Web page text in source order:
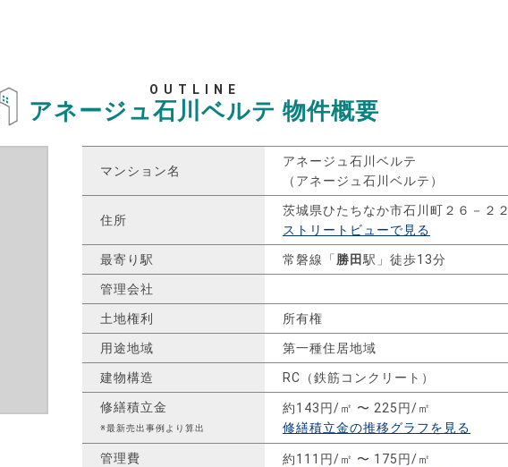
OUTLINE
アネージュ石川ベルテ 物件概要
マンション名
アネージュ石川ベルテ
（アネージュ石川ベルテ）
住所
茨城県ひたちなか市石川町２６－２２
ストリートビューで見る
最寄り駅 常磐線「 勝田 駅」徒歩13分
管理会社
土地権利 所有権
用途地域 第一種住居地域
建物構造 RC（鉄筋コンクリート）
修繕積立金
※最新売出事例より算出
約143円/㎡ 〜 225円/㎡
修繕積立金の推移グラフを見る
管理費
約111円/㎡ 〜 175円/㎡